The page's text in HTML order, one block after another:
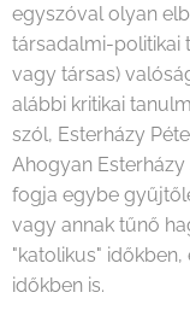
egyszóval olyan
társadalmi-politikai
vagy társas)
alábbi kritikai
szól, Esterházy
Ahogyan
fogja egybe
vagy annak tűnő
"katolikus"
időkben is.